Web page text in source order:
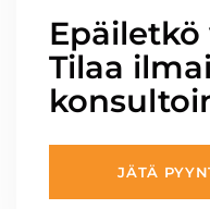
Tilaa
JÄTÄ